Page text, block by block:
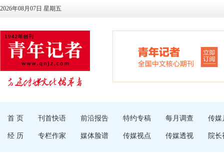
2026年08月07日 星期五
首 页 刊首快语 前沿报告 特约专稿 每月调查 传媒
经 历 专栏作家 媒体脸谱 传媒视点 传媒透视 院长